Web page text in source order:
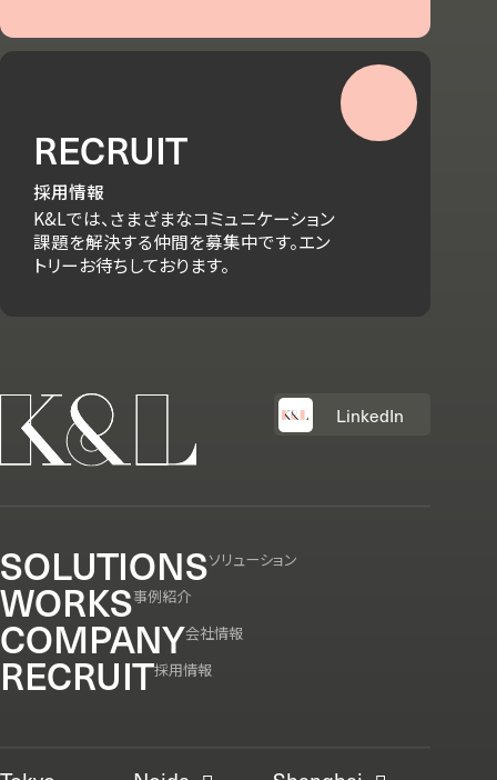
RECRUIT
採用情報
K&Lでは、さまざまなコミュニケーション
課題を解決する仲間を募集中です。エン
トリーお待ちしております。
LinkedIn
SOLUTIONSソリューション
WORKS事例紹介
COMPANY会社情報
RECRUIT採用情報